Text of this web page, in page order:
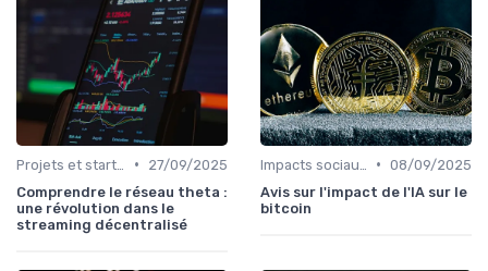
•
27/09/2025
Comprendre le réseau theta :
une révolution dans le
streaming décentralisé
• 08/09/2025
Avis sur l'impact de l'IA sur le
bitcoin